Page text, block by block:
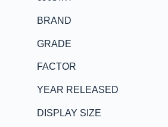
BRAND
GRADE
FACTOR
YEAR RELEASED
DISPLAY SIZE